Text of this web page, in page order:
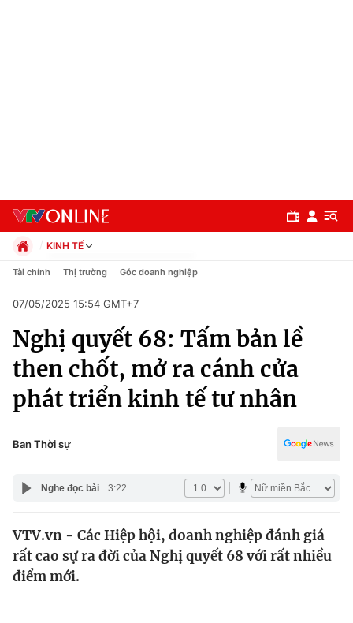
Chuyên mục
Chính trị
Xã hội
Pháp luật
Y tế
Thế giới
Tin tức
Kinh tế
KINH TẾ
Chính trị
Pháp luật
Kinh tế
Thể thao
Truyền hình
Văn hóa - Giải trí
Công nghệ
Tài chính Thị trường Góc doanh nghiệp
07/05/2025 15:54 GMT+7
Nghị quyết 68: Tấm bản lề
then chốt, mở ra cánh cửa
phát triển kinh tế tư nhân
Ban Thời sự
Nghe đọc bài 3:22
VTV.vn - Các Hiệp hội, doanh nghiệp đánh giá
rất cao sự ra đời của Nghị quyết 68 với rất nhiều
điểm mới.